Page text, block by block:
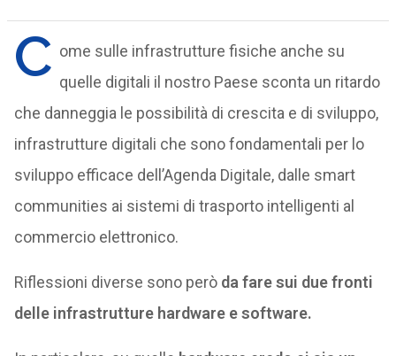
C ome sulle infrastrutture fisiche anche su
quelle digitali il nostro Paese sconta un ritardo
che danneggia le possibilità di crescita e di sviluppo,
infrastrutture digitali che sono fondamentali per lo
sviluppo efficace dell’Agenda Digitale, dalle smart
communities ai sistemi di trasporto intelligenti al
commercio elettronico.
Riflessioni diverse sono però da fare sui due fronti
delle infrastrutture hardware e software.